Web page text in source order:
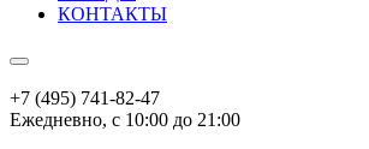
КОНТАКТЫ
+7 (495) 741-82-47
Ежедневно, с 10:00 до 21:00